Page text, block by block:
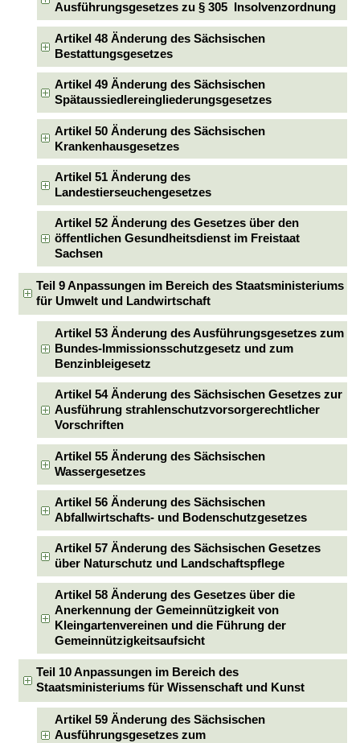
Ausführungsgesetzes zu § 305 Insolvenzordnung
Artikel 48 Änderung des Sächsischen
Bestattungsgesetzes
Artikel 49 Änderung des Sächsischen
Spätaussiedlereingliederungsgesetzes
Artikel 50 Änderung des Sächsischen
Krankenhausgesetzes
Artikel 51 Änderung des
Landestierseuchengesetzes
Artikel 52 Änderung des Gesetzes über den
öffentlichen Gesundheitsdienst im Freistaat
Sachsen
Teil 9 Anpassungen im Bereich des Staatsministeriums
für Umwelt und Landwirtschaft
Artikel 53 Änderung des Ausführungsgesetzes zum
Bundes-Immissionsschutzgesetz und zum
Benzinbleigesetz
Artikel 54 Änderung des Sächsischen Gesetzes zur
Ausführung strahlenschutzvorsorgerechtlicher
Vorschriften
Artikel 55 Änderung des Sächsischen
Wassergesetzes
Artikel 56 Änderung des Sächsischen
Abfallwirtschafts- und Bodenschutzgesetzes
Artikel 57 Änderung des Sächsischen Gesetzes
über Naturschutz und Landschaftspflege
Artikel 58 Änderung des Gesetzes über die
Anerkennung der Gemeinnützigkeit von
Kleingartenvereinen und die Führung der
Gemeinnützigkeitsaufsicht
Teil 10 Anpassungen im Bereich des
Staatsministeriums für Wissenschaft und Kunst
Artikel 59 Änderung des Sächsischen
Ausführungsgesetzes zum